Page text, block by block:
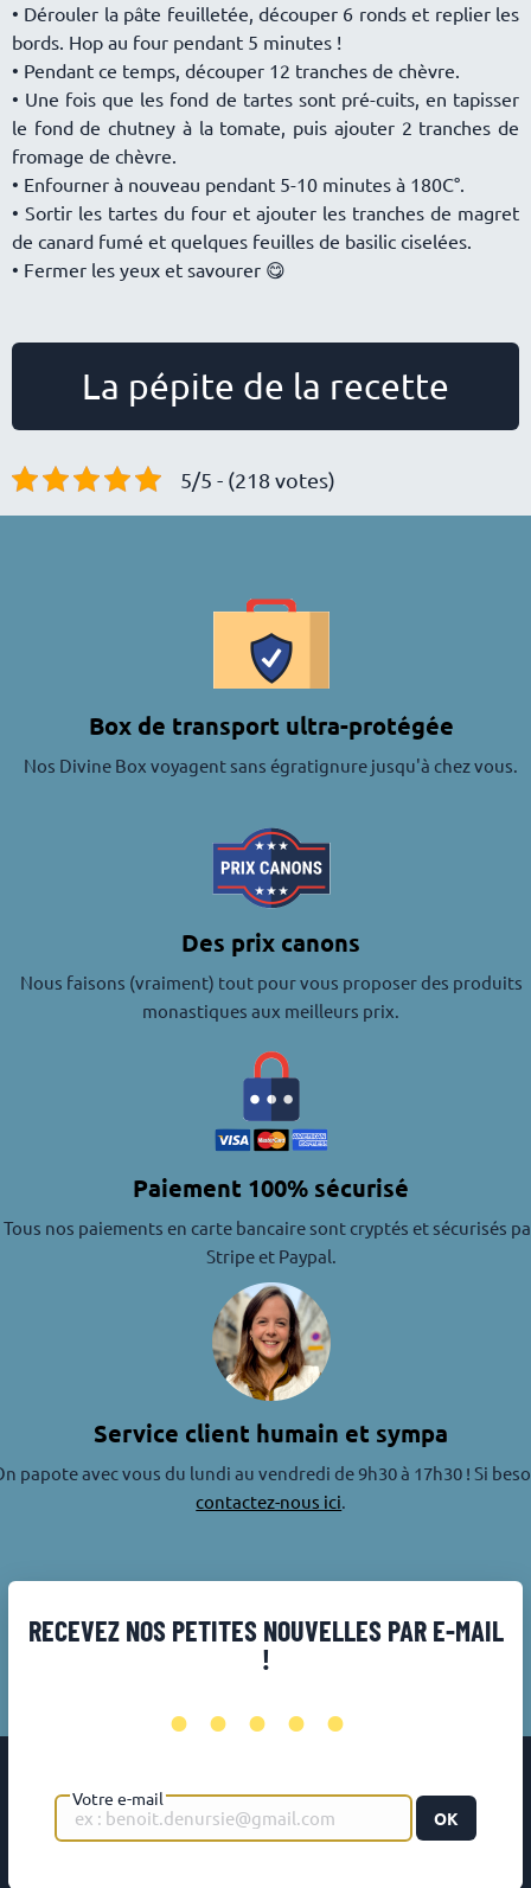
• Dérouler la pâte feuilletée, découper 6 ronds et replier les
bords. Hop au four pendant 5 minutes !
• Pendant ce temps, découper 12 tranches de chèvre.
• Une fois que les fond de tartes sont pré-cuits, en tapisser
le fond de chutney à la tomate, puis ajouter 2 tranches de
fromage de chèvre.
• Enfourner à nouveau pendant 5-10 minutes à 180C°.
• Sortir les tartes du four et ajouter les tranches de magret
de canard fumé et quelques feuilles de basilic ciselées.
• Fermer les yeux et savourer 😋
La pépite de la recette
5/5 - (218 votes)
Box de transport ultra-protégée
Nos Divine Box voyagent sans égratignure jusqu'à chez vous.
Des prix canons
Nous faisons (vraiment) tout pour vous proposer des produits
monastiques aux meilleurs prix.
Paiement 100% sécurisé
Tous nos paiements en carte bancaire sont cryptés et sécurisés
Stripe et Paypal.
Service client humain et sympa
papote avec vous du lundi au vendredi de 9h30 à 17h30 ! Si
contactez-nous ici.
RECEVEZ NOS PETITES NOUVELLES PAR E-MAIL
!
•••••
Votre e-mail
OK